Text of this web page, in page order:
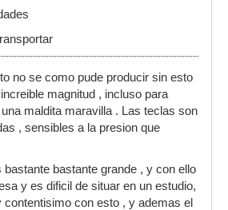
no se como pude producir sin esto
magnitud , incluso para
maldita maravilla . Las teclas son
, sensibles a la presion que
bastante bastante grande , y con ello
y es dificil de situar en un estudio,
contentisimo con esto , y ademas el